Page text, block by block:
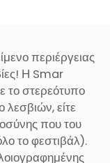
περιέργειας
Η Smar
το στερεότυπο
είτε
που του
το φεστιβάλ).